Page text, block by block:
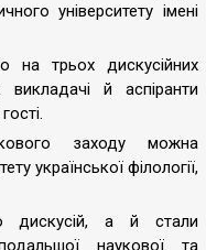
університету імені
на трьох дискусійних
й аспіранти
заходу можна
української філології,
дискусій, а й стали
наукової та